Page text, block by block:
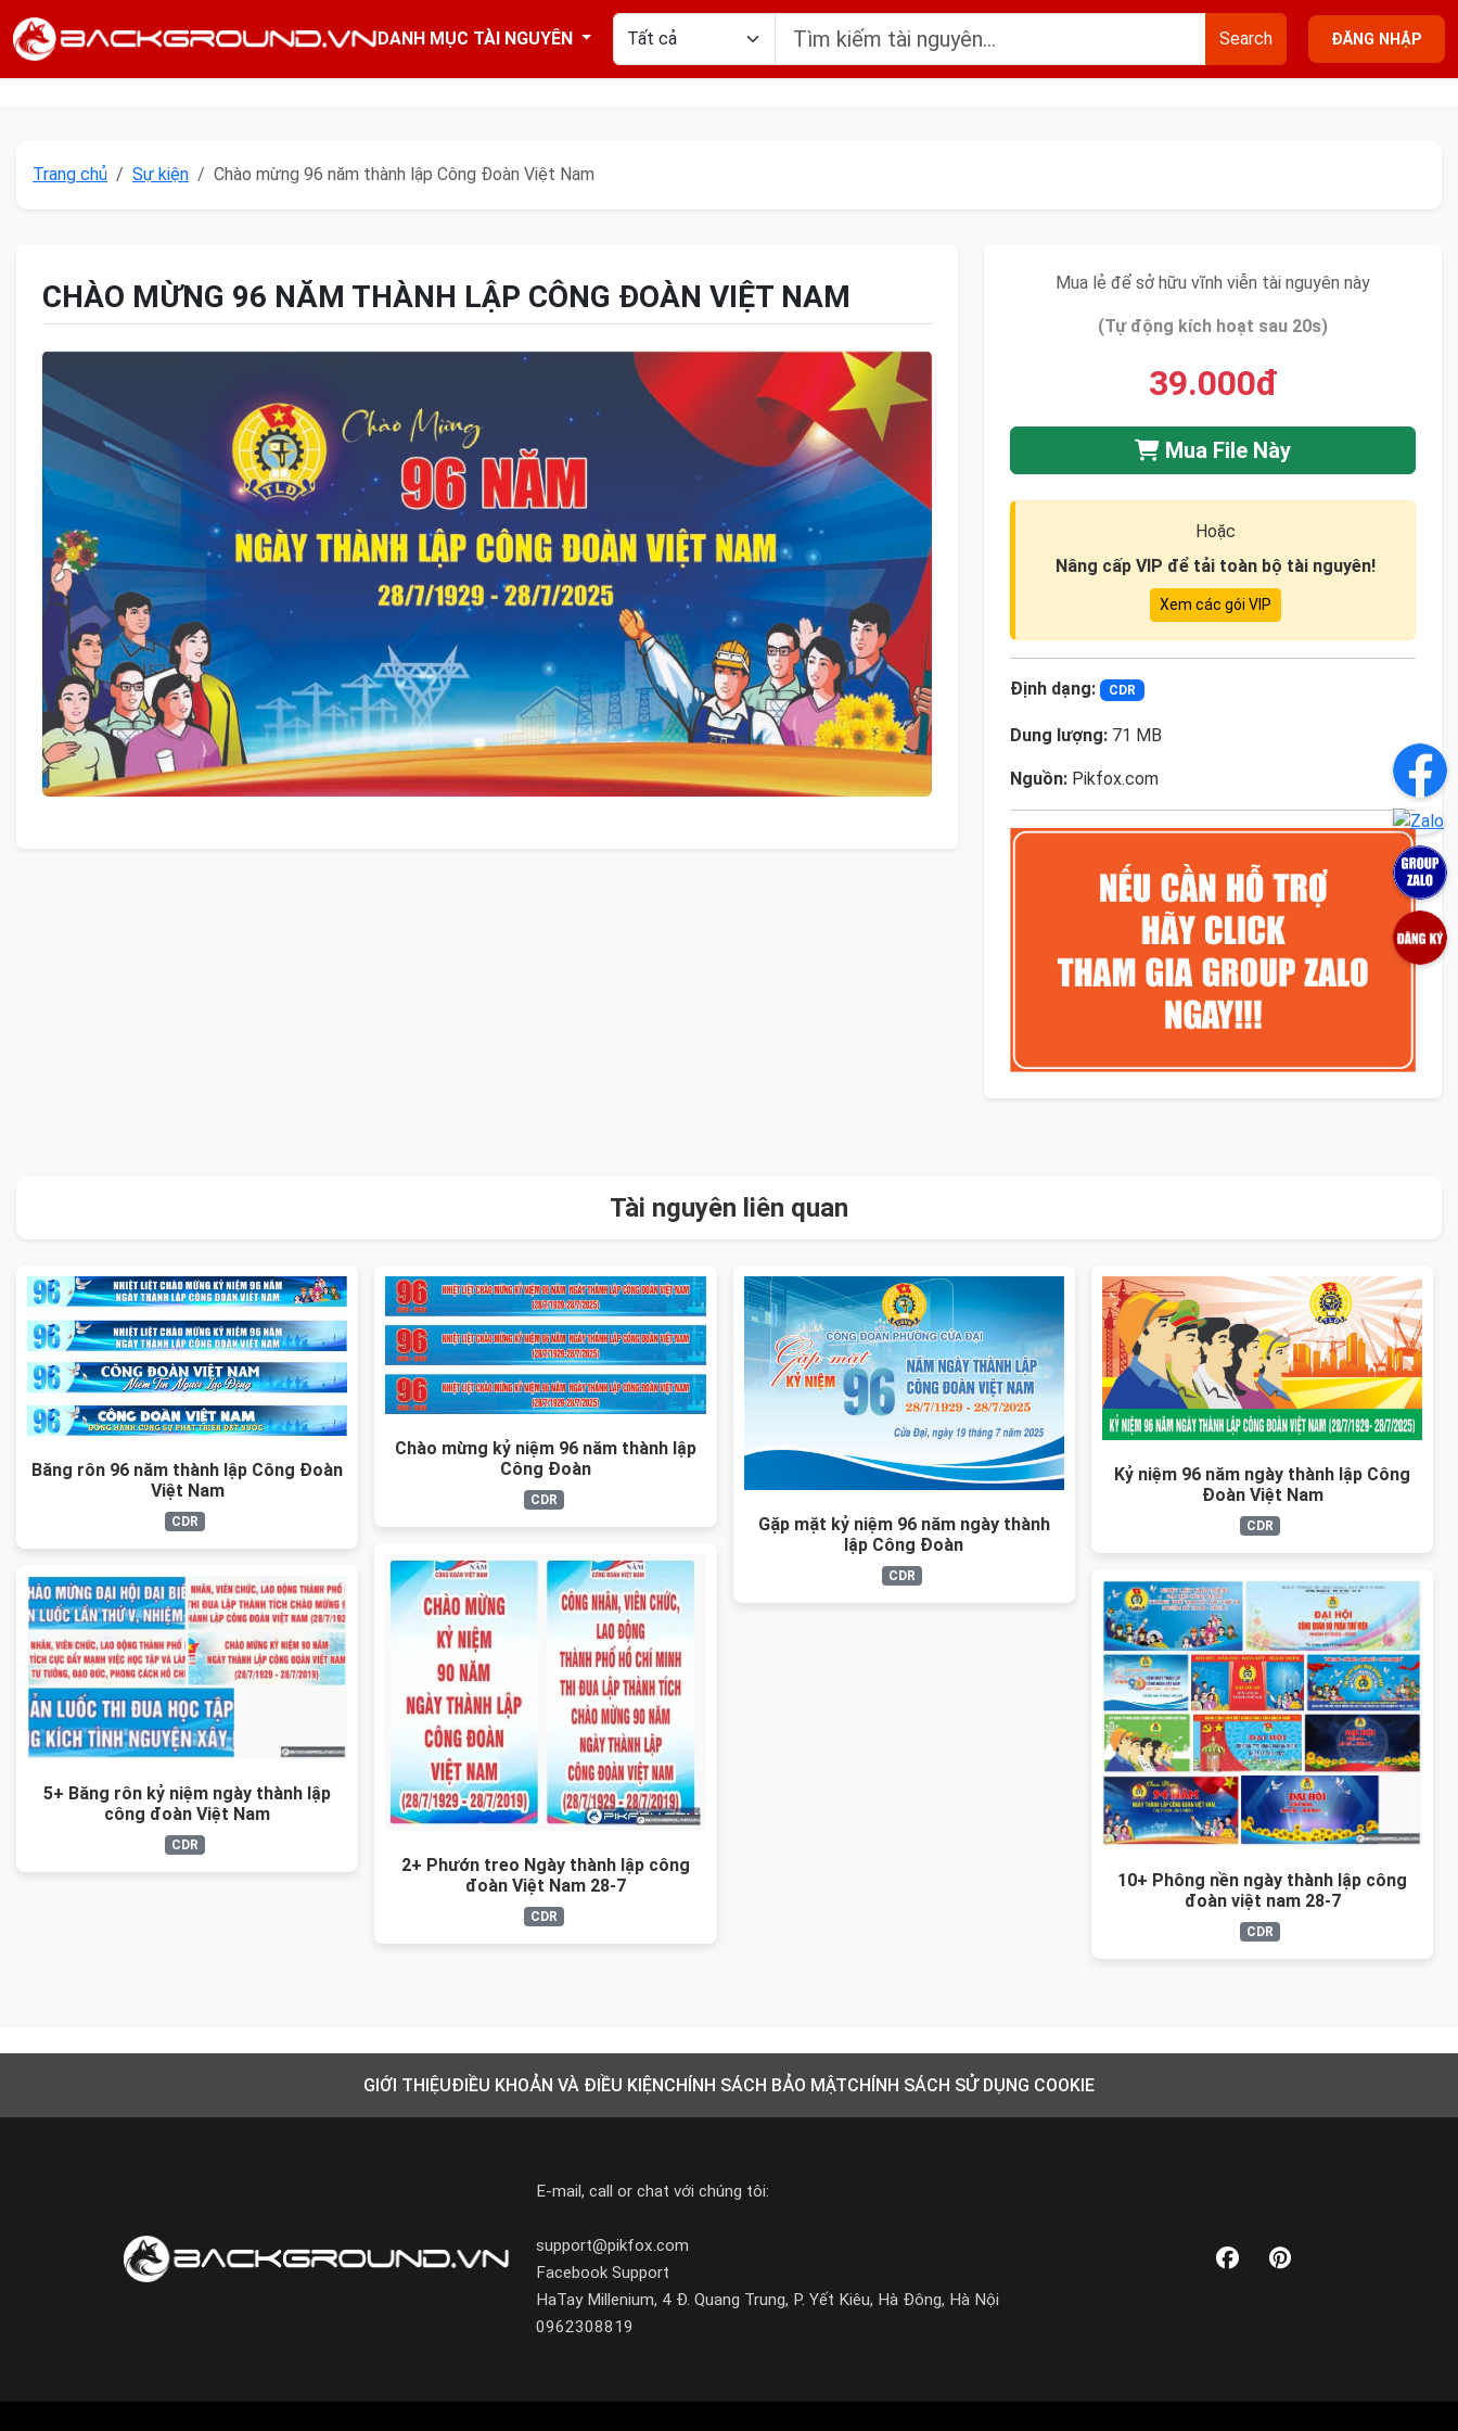
DANH MỤC TÀI NGUYÊN Search ĐĂNG NHẬP
Trang chủ Sự kiện Chào mừng 96 năm thành lập Công Đoàn Việt Nam
CHÀO MỪNG 96 NĂM THÀNH LẬP CÔNG ĐOÀN VIỆT NAM Mua lẻ để sở hữu vĩnh viễn tài nguyên này
(Tự động kích hoạt sau 20s)
39.000đ
Mua File Này
Hoặc
Nâng cấp VIP để tải toàn bộ tài nguyên!
Xem các gói VIP
Định dạng: CDR
Dung lượng: 71 MB
Nguồn: Pikfox.com
Tài nguyên liên quan
Băng rôn 96 năm thành lập Công Đoàn
Việt Nam
CDR
Chào mừng kỷ niệm 96 năm thành lập
Công Đoàn
CDR
Gặp mặt kỷ niệm 96 năm ngày thành
lập Công Đoàn
CDR
Kỷ niệm 96 năm ngày thành lập Công
Đoàn Việt Nam
CDR
2+ Phướn treo Ngày thành lập công
đoàn Việt Nam 28-7
CDR
5+ Băng rôn kỷ niệm ngày thành lập
công đoàn Việt Nam
CDR
10+ Phông nền ngày thành lập công
đoàn việt nam 28-7
CDR
GIỚI THIỆUĐIỀU KHOẢN VÀ ĐIỀU KIỆNCHÍNH SÁCH BẢO MẬTCHÍNH SÁCH SỬ DỤNG COOKIE
E-mail, call or chat với chúng tôi:
support@pikfox.com
Facebook Support
HaTay Millenium, 4 Đ. Quang Trung, P. Yết Kiêu, Hà Đông, Hà Nội
0962308819